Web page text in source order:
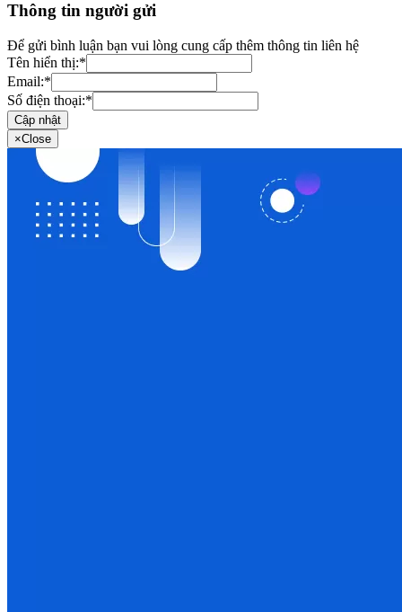
Thông tin người gửi
Để gửi bình luận bạn vui lòng cung cấp thêm thông tin liên hệ
Tên hiển thị:*
Email:*
Số điện thoại:*
Cập nhật
×Close